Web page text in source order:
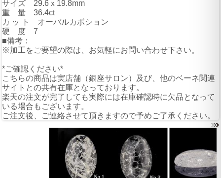
サイズ 29.6ｘ19.8mm
重 量 36.4ct
カ ッ ト オーバルカボション
硬 度 7
■備考：
※加工をご要望の際は、お気軽にお問い合わせ下さい。
*ご確認ください*
こちらの商品は実店舗（銀座サロン）及び、他のベーネ関連
サイトとの共有在庫となっております。
楽天の注文が完了しても実際には在庫確認時に欠品となって
いる場合もございます。
ご注文後、ご連絡させて頂きますので予めご了承ください。